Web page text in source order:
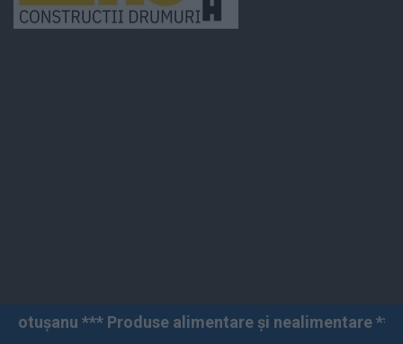
alimentare și nealimentare *** Vânzări angro